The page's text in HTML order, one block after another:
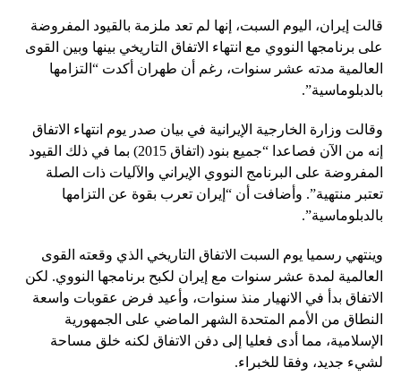
قالت إيران، اليوم السبت، إنها لم تعد ملزمة بالقيود المفروضة
على برنامجها النووي مع انتهاء الاتفاق التاريخي بينها وبين القوى
العالمية مدته عشر سنوات، رغم أن طهران أكدت “التزامها
بالدبلوماسية”.
وقالت وزارة الخارجية الإيرانية في بيان صدر يوم انتهاء الاتفاق
إنه من الآن فصاعدا “جميع بنود (اتفاق 2015) بما في ذلك القيود
المفروضة على البرنامج النووي الإيراني والآليات ذات الصلة
تعتبر منتهية”. وأضافت أن “إيران تعرب بقوة عن التزامها
بالدبلوماسية”.
وينتهي رسميا يوم السبت الاتفاق التاريخي الذي وقعته القوى
العالمية لمدة عشر سنوات مع إيران لكبح برنامجها النووي. لكن
الاتفاق بدأ في الانهيار منذ سنوات، وأعيد فرض عقوبات واسعة
النطاق من الأمم المتحدة الشهر الماضي على الجمهورية
الإسلامية، مما أدى فعليا إلى دفن الاتفاق لكنه خلق مساحة
لشيء جديد، وفقا للخبراء.